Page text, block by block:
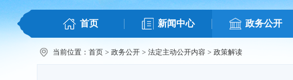
首页 新闻中心 政务公开
当前位置： 首页 > 政务公开 > 法定主动公开内容 > 政策解读